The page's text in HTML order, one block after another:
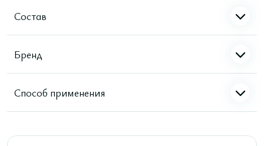
Состав
Бренд
Способ применения